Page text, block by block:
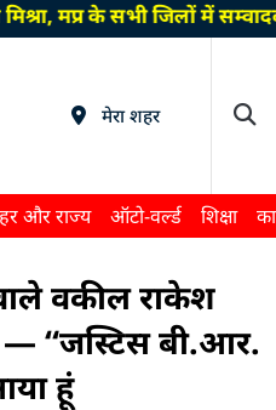
मप्र के सभी जिलों में
मेरा शहर
और राज्य ऑटो-वर्ल्ड शिक्षा
वकील राकेश
“जस्टिस बी.आर.
हूं